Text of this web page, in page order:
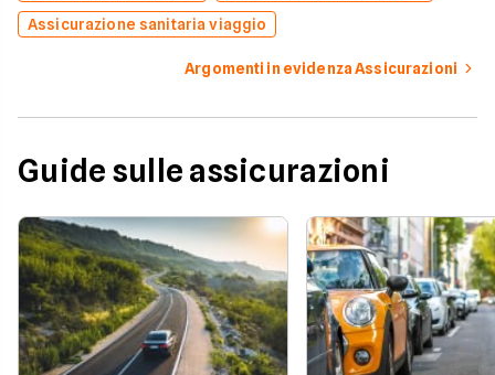
Assicurazione sanitaria viaggio
Argomenti in evidenza Assicurazioni
Guide sulle assicurazioni